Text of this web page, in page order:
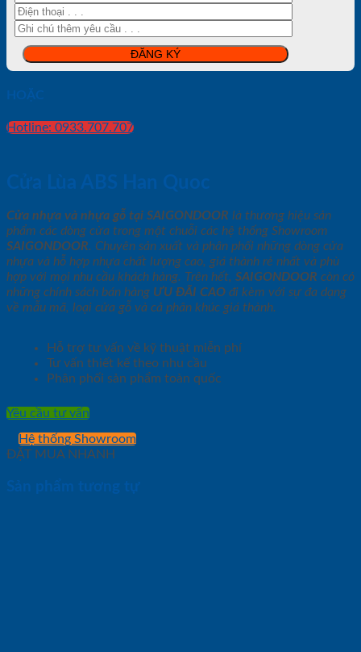
HOẶC
Hotline: 0933.707.707
Cửa Lùa ABS Han Quoc
Cửa nhựa và nhựa gỗ tại SAIGONDOOR là thương hiệu sản
phẩm các dòng cửa trong một chuỗi các hệ thống Showroom
SAIGONDOOR. Chuyên sản xuất và phân phối những dòng cửa
nhựa và hỗ hợp nhựa chất lượng cao, giá thành rẻ nhất và phù
hợp với mọi nhu cầu khách hàng. Trên hết, SAIGONDOOR còn có
những chính sách bán hàng ƯU ĐÃI CAO đi kèm với sự đa dạng
về mẫu mã, loại cửa gỗ và cả phân khúc giá thành.
Hỗ trợ tư vấn về kỹ thuật miễn phí
Tư vấn thiết kế theo nhu cầu
Phân phối sản phẩm toàn quốc
Yêu cầu tư vấn
Hệ thống Showroom
ĐẶT MUA NHANH
Sản phẩm tương tự